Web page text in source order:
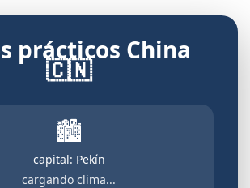
prácticos China
🇨🇳
🏙️
capital: Pekín
cargando clima...